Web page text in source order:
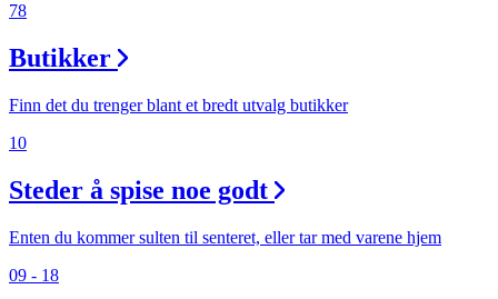
78
Butikker
Finn det du trenger blant et bredt utvalg butikker
10
Steder å spise noe godt
Enten du kommer sulten til senteret, eller tar med varene hjem
09 - 18